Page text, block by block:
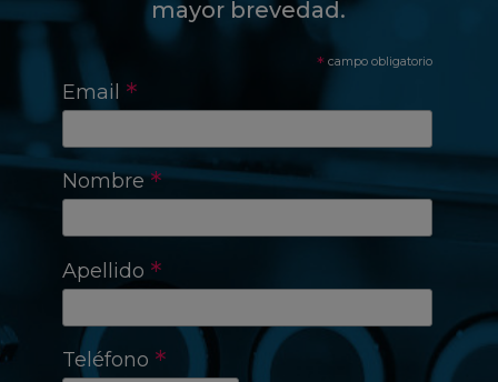
mayor brevedad.
* campo obligatorio
Email *
Nombre*
Apellido *
Teléfono *